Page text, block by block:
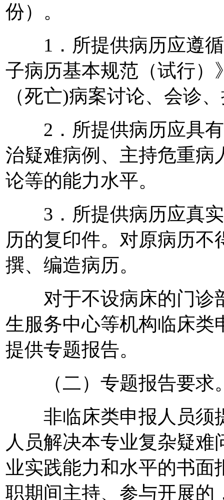
份）。
1．所提供病历应遵循
子病历基本规范（试行）
（死亡)病案讨论、会诊
2．所提供病历应具有
治疑难病例、主持危重病
论等的能力水平。
3．所提供病历应真实
历的复印件。对原病历
撰、编造病历。
对于不设病床的门诊
生服务中心等机构临床类
提供专题报告。
（二）专题报告要求
非临床类申报人员须
人员解决本专业复杂疑
业实践能力和水平的书面
职期间主持、参与开展的